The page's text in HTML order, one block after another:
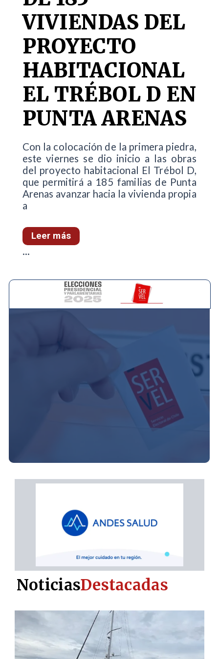
VIVIENDAS DEL
PROYECTO
HABITACIONAL
EL TRÉBOL D EN
PUNTA ARENAS
Con la colocación de la primera piedra,
este viernes se dio inicio a las obras
del proyecto habitacional El Trébol D,
que permitirá a 185 familias de Punta
Arenas avanzar hacia la vivienda propia
a
Leer más
...
NoticiasDestacadas